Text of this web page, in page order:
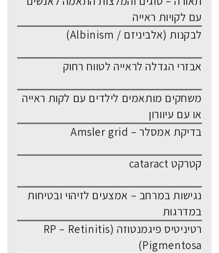
עם לקויות ראייה
לבקנות (אלביניזם / Albinism)
אבזרי הגדלה לראייה לטווח רחוק
משחקים מותאמים לילדים עם לקות ראייה
או עם עיוורון
בדיקת אמסלר – Amsler grid
קטרקט cataract
נגישות במרחב – אמצעים לזיהוי ובטיחות
במדרגות
רטיניטיס פיגמנטוזה (RP – Retinitis
Pigmentosa)